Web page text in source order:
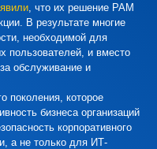
, что их решение PAM
В результате многие
необходимой для
пользователей, и вместо
обслуживание и
поколения, которое
бизнеса организаций
корпоративного
а не только для ИТ-